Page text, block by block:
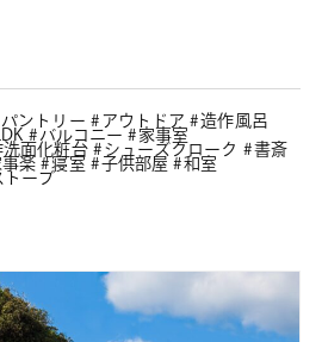
パントリー アウトドア
造作風呂
バルコニー
家事室
洗面化粧台 シューズクローク
書斎
事楽 寝室 子供部屋
和室
トーブ